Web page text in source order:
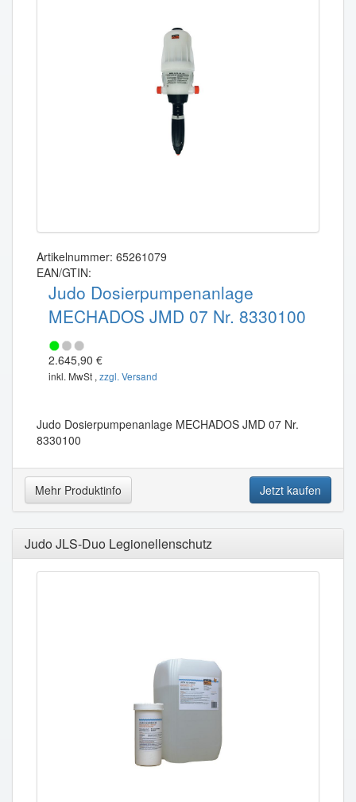
Artikelnummer: 65261079
EAN/GTIN:
Judo Dosierpumpenanlage
MECHADOS JMD 07 Nr. 8330100
2.645,90 €
inkl. MwSt , zzgl. Versand
Judo Dosierpumpenanlage MECHADOS JMD 07 Nr.
8330100
Mehr Produktinfo Jetzt kaufen
Judo JLS-Duo Legionellenschutz